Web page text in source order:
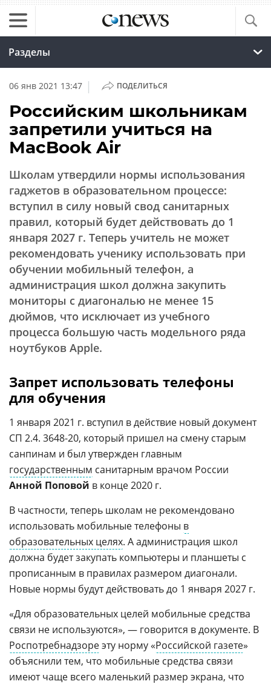
Разделы
06 янв 2021 13:47 | ПОДЕЛИТЬСЯ
Российским школьникам
запретили учиться на
MacBook Air
Школам утвердили нормы использования
гаджетов в образовательном процессе:
вступил в силу новый свод санитарных
правил, который будет действовать до 1
января 2027 г. Теперь учитель не может
рекомендовать ученику использовать при
обучении мобильный телефон, а
администрация школ должна закупить
мониторы с диагональю не менее 15
дюймов, что исключает из учебного
процесса большую часть модельного ряда
ноутбуков Apple.
Запрет использовать телефоны
для обучения
1 января 2021 г. вступил в действие новый документ
СП 2.4. 3648-20, который пришел на смену старым
санпинам и был утвержден главным
государственным санитарным врачом России
Анной Поповой в конце 2020 г.
В частности, теперь школам не рекомендовано
использовать мобильные телефоны в
образовательных целях. А администрация школ
должна будет закупать компьютеры и планшеты с
прописанным в правилах размером диагонали.
Новые нормы будут действовать до 1 января 2027 г.
«Для образовательных целей мобильные средства
связи не используются», — говорится в документе. В
Роспотребнадзореэту норму «Российской газете»
объяснили тем, что мобильные средства связи
имеют чаще всего маленький размер экрана, что